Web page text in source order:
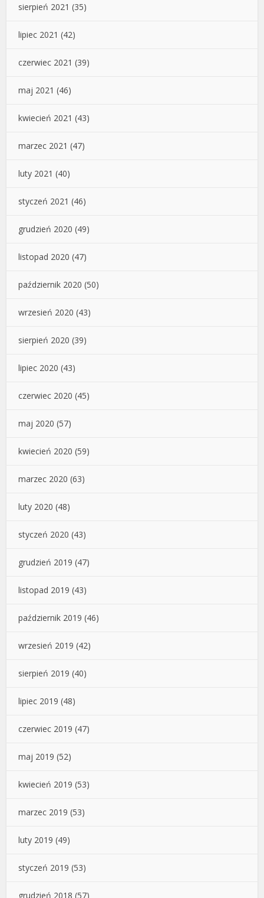
sierpień 2021 (35)
lipiec 2021 (42)
czerwiec 2021 (39)
maj 2021 (46)
kwiecień 2021 (43)
marzec 2021 (47)
luty 2021 (40)
styczeń 2021 (46)
grudzień 2020 (49)
listopad 2020 (47)
październik 2020 (50)
wrzesień 2020 (43)
sierpień 2020 (39)
lipiec 2020 (43)
czerwiec 2020 (45)
maj 2020 (57)
kwiecień 2020 (59)
marzec 2020 (63)
luty 2020 (48)
styczeń 2020 (43)
grudzień 2019 (47)
listopad 2019 (43)
październik 2019 (46)
wrzesień 2019 (42)
sierpień 2019 (40)
lipiec 2019 (48)
czerwiec 2019 (47)
maj 2019 (52)
kwiecień 2019 (53)
marzec 2019 (53)
luty 2019 (49)
styczeń 2019 (53)
grudzień 2018 (57)